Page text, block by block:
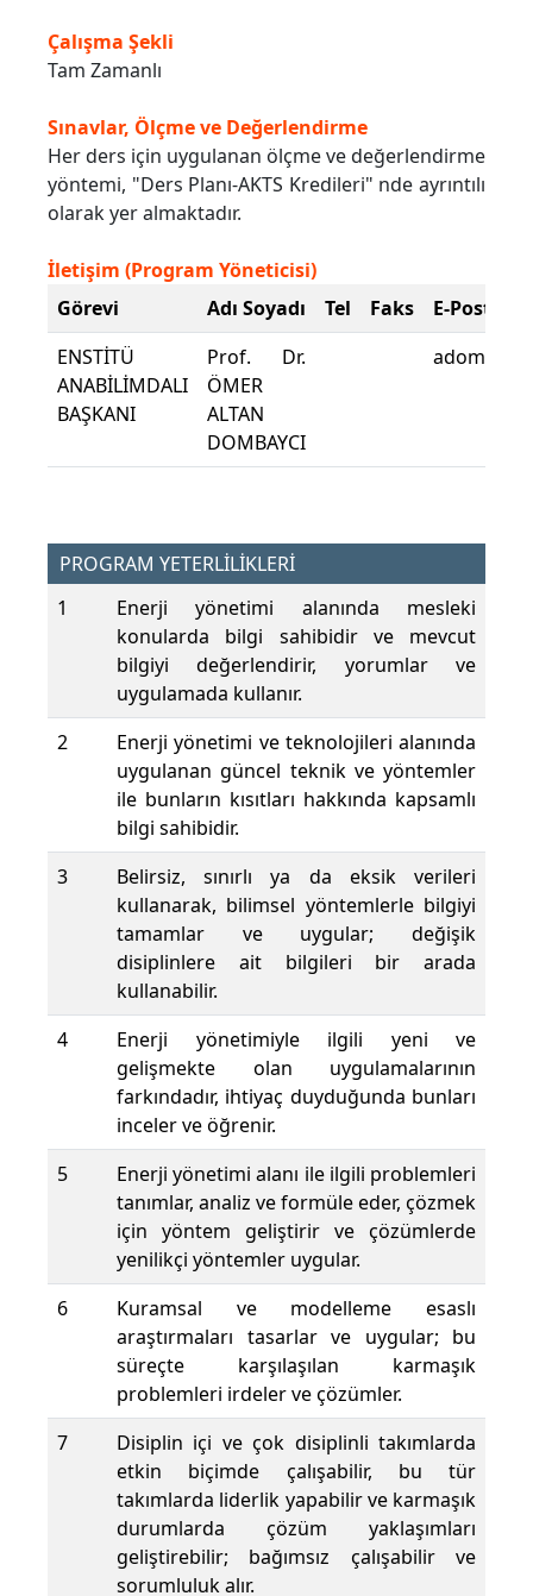
Çalışma Şekli
Tam Zamanlı
Sınavlar, Ölçme ve Değerlendirme
Her ders için uygulanan ölçme ve değerlendirme
yöntemi, "Ders Planı-AKTS Kredileri" nde ayrıntılı
olarak yer almaktadır.
İletişim (Program Yöneticisi)
Görevi
Adı Soyadı Tel Faks
E-Posta
ENSTİTÜ
ANABİLİMDALI
BAŞKANI
Prof. Dr.
ÖMER
ALTAN
DOMBAYCI
PROGRAM YETERLİLİKLERİ
1
Enerji yönetimi alanında mesleki
konularda bilgi sahibidir ve mevcut
bilgiyi değerlendirir, yorumlar ve
uygulamada kullanır.
2
Enerji yönetimi ve teknolojileri alanında
uygulanan güncel teknik ve yöntemler
ile bunların kısıtları hakkında kapsamlı
bilgi sahibidir.
3
Belirsiz, sınırlı ya da eksik verileri
kullanarak, bilimsel yöntemlerle bilgiyi
tamamlar ve uygular; değişik
disiplinlere ait bilgileri bir arada
kullanabilir.
4
Enerji yönetimiyle ilgili yeni ve
gelişmekte olan uygulamalarının
farkındadır, ihtiyaç duyduğunda bunları
inceler ve öğrenir.
5
Enerji yönetimi alanı ile ilgili problemleri
tanımlar, analiz ve formüle eder, çözmek
için yöntem geliştirir ve çözümlerde
yenilikçi yöntemler uygular.
6
Kuramsal ve modelleme esaslı
araştırmaları tasarlar ve uygular; bu
süreçte karşılaşılan karmaşık
problemleri irdeler ve çözümler.
7
Disiplin içi ve çok disiplinli takımlarda
etkin biçimde çalışabilir, bu tür
takımlarda liderlik yapabilir ve karmaşık
durumlarda çözüm yaklaşımları
geliştirebilir; bağımsız çalışabilir ve
sorumluluk alır.